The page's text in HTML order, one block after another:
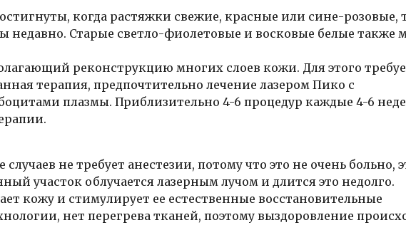
когда растяжки свежие, красные или сине-розовые,
недавно. Старые светло-фиолетовые и восковые белые также
реконструкцию многих слоев кожи. Для этого
терапия, предпочтительно лечение лазером Пико с
плазмы. Приблизительно 4-6 процедур каждые 4-6
не требует анестезии, потому что это не очень больно,
участок облучается лазерным лучом и длится это недолго.
кожу и стимулирует ее естественные восстановительные
нет перегрева тканей, поэтому выздоровление